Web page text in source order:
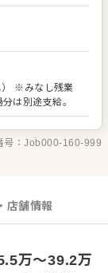
て店舗責任者
躍頂くだけで
った店舗運営
企業経営を支え
識や経験を積
キッチンの管理
長の補助 ・新
） ※みなし残業
は別途支給。
号：Job000-160-999
店舗情報
万～39.2万